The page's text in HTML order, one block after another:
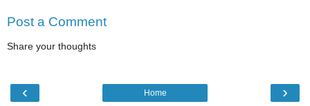
Post a Comment
Share your thoughts
‹ ›
Home